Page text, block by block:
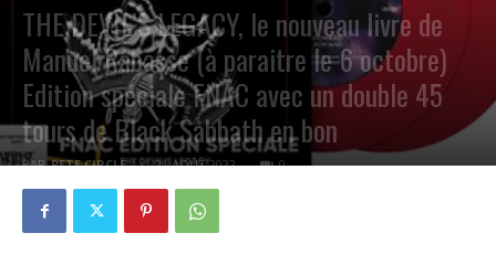
THE DEVIL’S LEGACY, le nouveau livre de
Manuel Rabasse (à paraitre le 6 octobre)
Edition spéciale FNAC avec un double 45
tours de Black Sabbath en bon
PAR PETE CIRCLE 21 AOÛT 2022 0